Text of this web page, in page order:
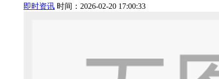
即时资讯 时间：2026-02-20 17:00:33